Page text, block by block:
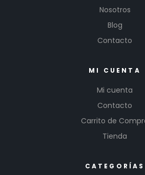
Nosotros
Blog
Contacto
MI CUENTA
Mi cuenta
Contacto
Carrito de
Tienda
CATEGORÍAS